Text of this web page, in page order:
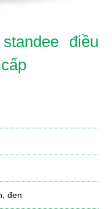
điều
đen